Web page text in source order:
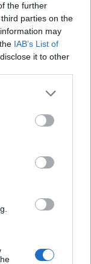
the further
parties on the
may
IAB’s List of
it to other
or more Google
may click to
party tags to
in below Google
rokonod
ingerelhet,
és
okoz néhány
hogy nem